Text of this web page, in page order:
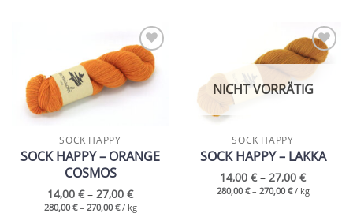
Add to
wishlist
SOCK HAPPY
SOCK HAPPY – ORANGE
COSMOS
14,00 €– 27,00 €
280,00 €– 270,00 €/ kg
Add to
wishlist
NICHT VORRÄTIG
SOCK HAPPY
SOCK HAPPY – LAKKA
14,00 €– 27,00 €
280,00 €– 270,00 €/ kg